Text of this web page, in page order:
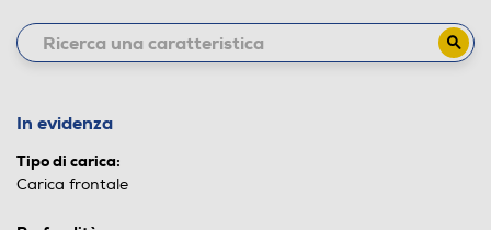
In evidenza
Tipo di carica:
Carica frontale